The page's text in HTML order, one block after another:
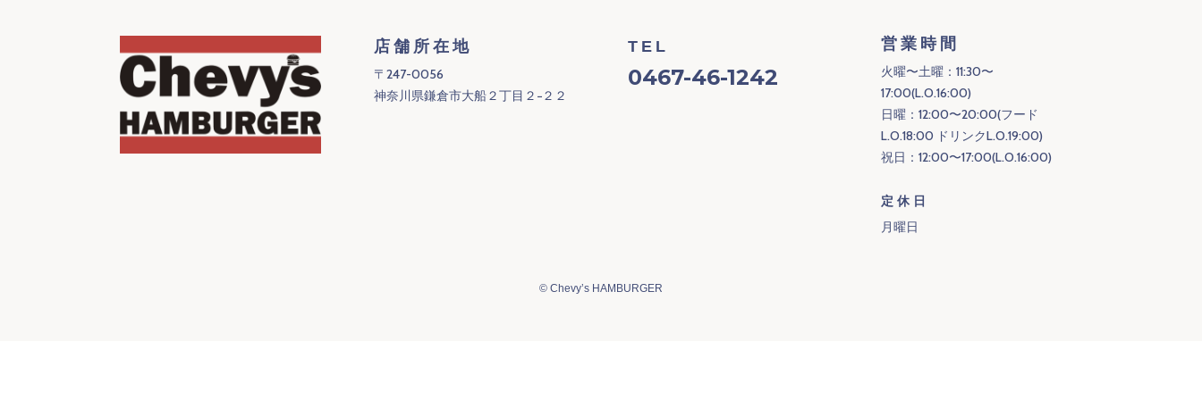
店舗所在地
〒247-0056
神奈川県鎌倉市大船２丁目２−２２
TEL
0467-46-1242
営業時間
火曜〜土曜：11:30〜
17:00(L.O.16:00)
日曜：12:00〜20:00(フード
L.O.18:00 ドリンクL.O.19:00)
祝日：12:00〜17:00(L.O.16:00)
定休日
月曜日
© Chevy’s HAMBURGER